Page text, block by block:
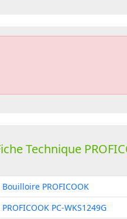
Technique
Bouilloire PROFICOOK
PROFICOOK PC-WKS1249G